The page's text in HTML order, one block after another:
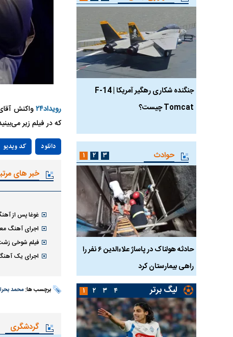
رویداد۲۴
واکنش
که در فیلم زیر
کد ویدیو دانلود
خبر های
غوغا پس از
اجرای آهنگ
فیلم شوخی
اجرای یک
برچسب ها:محمد
گردشگری
جنگنده شکاری رهگیر آمریکا | F-14
Tomcat چیست؟
مرگبارتر پهپادهای
جدید ایران چیست؟
حوادث
حادثه هولناک در پاساژ علاءالدین ۶ نفر را
راهی بیمارستان کرد
ردپای سیاست در یک
۱ ۲ ۳
لیگ برتر ۱ ۲ ۳ ۴